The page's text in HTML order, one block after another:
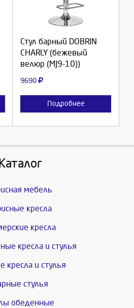
Стул барный DOBRIN
CHARLY (бежевый
велюр (MJ9-10))
9690
Подробнее
Продолжить
Отмена
Каталог
мебель
кресла
кресла
кресла и стулья
кресла и стулья
стулья
обеденные